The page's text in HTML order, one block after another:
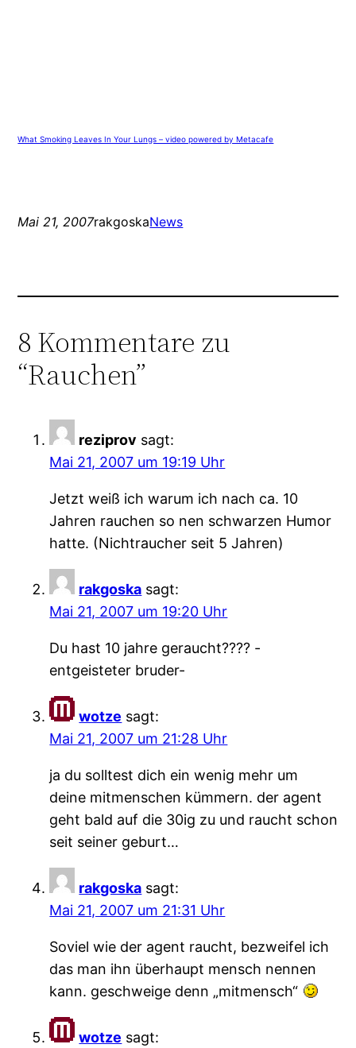
What Smoking Leaves In Your Lungs – video powered by Metacafe
Mai 21, 2007rakgoskaNews
8 Kommentare zu
“Rauchen”
reziprov sagt:
Mai 21, 2007 um 19:19 Uhr
Jetzt weiß ich warum ich nach ca. 10
Jahren rauchen so nen schwarzen Humor
hatte. (Nichtraucher seit 5 Jahren)
rakgoska sagt:
Mai 21, 2007 um 19:20 Uhr
Du hast 10 jahre geraucht???? -
entgeisteter bruder-
wotze sagt:
Mai 21, 2007 um 21:28 Uhr
ja du solltest dich ein wenig mehr um
deine mitmenschen kümmern. der agent
geht bald auf die 30ig zu und raucht schon
seit seiner geburt…
rakgoska sagt:
Mai 21, 2007 um 21:31 Uhr
Soviel wie der agent raucht, bezweifel ich
das man ihn überhaupt mensch nennen
kann. geschweige denn „mitmensch“
wotze sagt: